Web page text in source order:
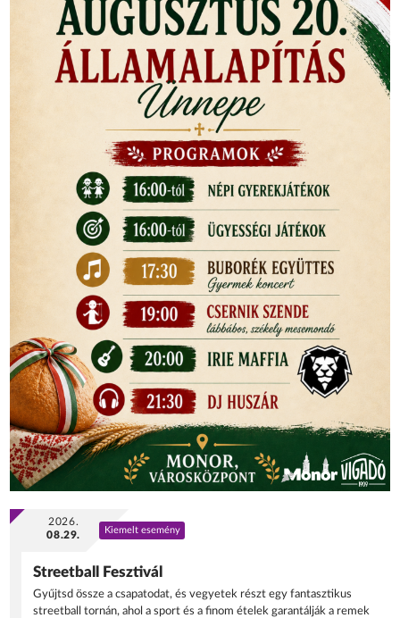
2026.
08.29.
Kiemelt esemény
Streetball Fesztivál
Gyűjtsd össze a csapatodat, és vegyetek részt egy fantasztikus
streetball tornán, ahol a sport és a finom ételek garantálják a remek